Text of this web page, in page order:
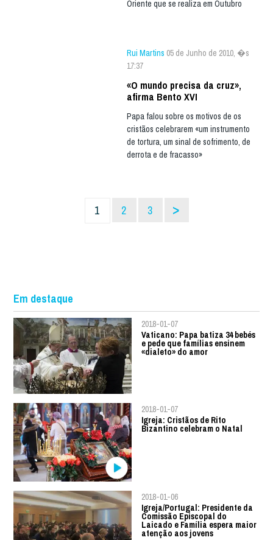
Oriente que se realiza em Outubro
Rui Martins 05 de Junho de 2010, �s
17:37
«O mundo precisa da cruz»,
afirma Bento XVI
Papa falou sobre os motivos de os
cristãos celebrarem «um instrumento
de tortura, um sinal de sofrimento, de
derrota e de fracasso»
1 2 3 >
Em destaque
2018-01-07
Vaticano: Papa batiza 34 bebés
e pede que famílias ensinem
«dialeto» do amor
2018-01-07
Igreja: Cristãos de Rito
Bizantino celebram o Natal
2018-01-06
Igreja/Portugal: Presidente da
Comissão Episcopal do
Laicado e Família espera maior
atenção aos jovens